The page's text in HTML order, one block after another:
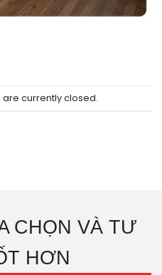
currently closed.
CHỌN VÀ TƯ
HƠN